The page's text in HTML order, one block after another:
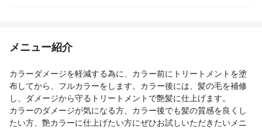
メニュー紹介
カラーダメージを軽減する為に、カラー前にトリートメントを塗
布してから、フルカラーをします。カラー後には、髪の毛を補修
し、ダメージから守るトリートメントで艶髪に仕上げます。
カラーのダメージが気になる方、カラー後でも髪の質感を良くし
たい方、艶カラーに仕上げたい方にぜひお試しいただきたいメニ